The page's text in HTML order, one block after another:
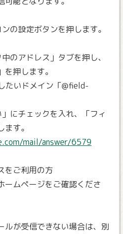
の設定ボタンを押します。
のアドレス」タブを押し、
を押します。
たいドメイン「@field-
にチェックを入れ、「フィ
す。
mail/answer/6579
をご利用の方
ームページをご確認くださ
ルが受信できない場合は、別